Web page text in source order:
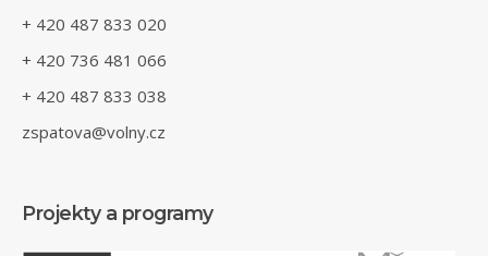
+ 420 487 833 020
+ 420 736 481 066
+ 420 487 833 038
zspatova@volny.cz
Projekty a programy